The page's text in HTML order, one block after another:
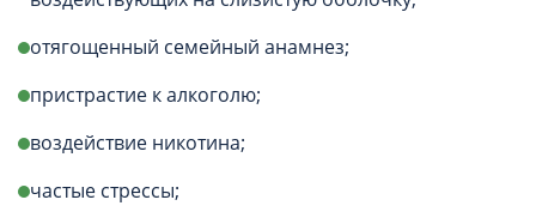
отягощенный семейный анамнез;
пристрастие к алкоголю;
воздействие никотина;
частые стрессы;